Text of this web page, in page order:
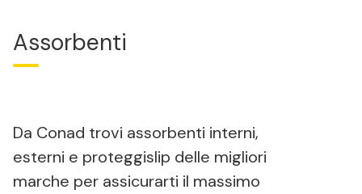
Assorbenti
Da Conad trovi assorbenti interni,
esterni e proteggislip delle migliori
marche per assicurarti il massimo